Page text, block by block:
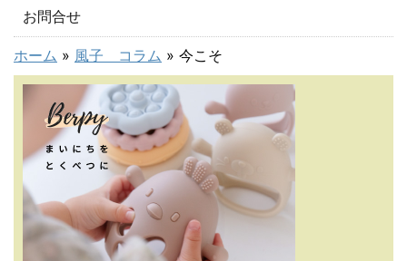
お問合せ
ホーム » 風子 コラム » 今こそ